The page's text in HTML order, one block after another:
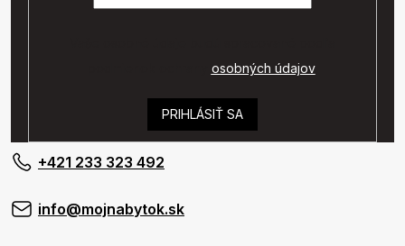
osobných údajov.
PRIHLÁSIŤ SA
+421 233 323 492
info@mojnabytok.sk